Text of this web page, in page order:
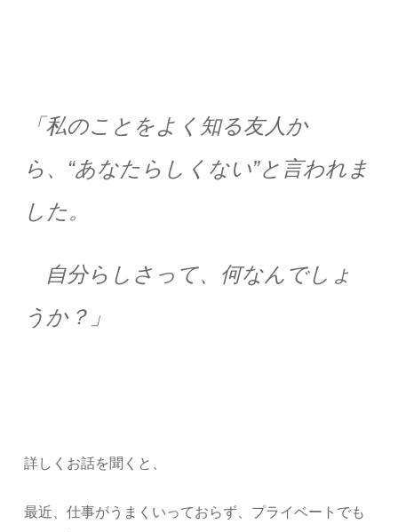
「私のことをよく知る友人か
ら、“あなたらしくない”と言われま
した。
自分らしさって、何なんでしょ
うか？」
詳しくお話を聞くと、
最近、仕事がうまくいっておらず、プライベートでも